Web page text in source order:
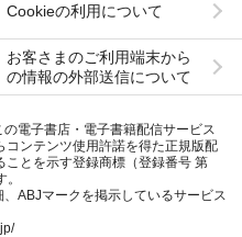
Cookieの利用について
お客さまのご利用端末から
の情報の外部送信について
電子書店・電子書籍配信サービス
コンテンツ使用許諾を得た正規版配
ことを示す登録商標（登録番号 第
ABJマークを掲示しているサービス